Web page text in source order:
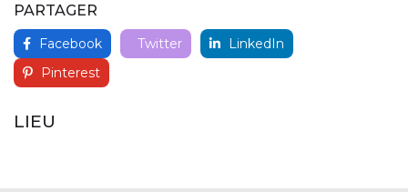
PARTAGER
Facebook Twitter
LinkedIn
Pinterest
LIEU